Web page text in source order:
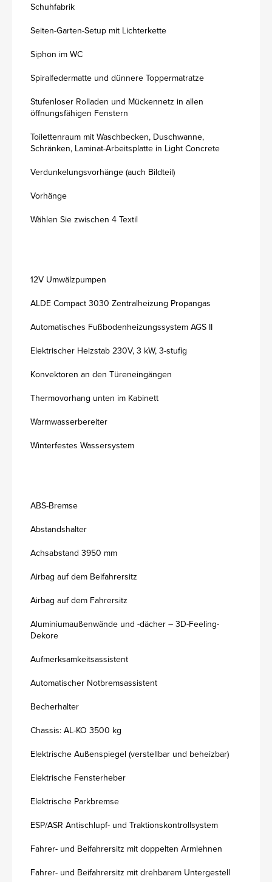
Schuhfabrik
Seiten-Garten-Setup mit Lichterkette
Siphon im WC
Spiralfedermatte und dünnere Toppermatratze
Stufenloser Rolladen und Mückennetz in allen
öffnungsfähigen Fenstern
Toilettenraum mit Waschbecken, Duschwanne,
Schränken, Laminat-Arbeitsplatte in Light Concrete
Verdunkelungsvorhänge (auch Bildteil)
Vorhänge
Wählen Sie zwischen 4 Textil
12V Umwälzpumpen
ALDE Compact 3030 Zentralheizung Propangas
Automatisches Fußbodenheizungssystem AGS II
Elektrischer Heizstab 230V, 3 kW, 3-stufig
Konvektoren an den Türeneingängen
Thermovorhang unten im Kabinett
Warmwasserbereiter
Winterfestes Wassersystem
ABS-Bremse
Abstandshalter
Achsabstand 3950 mm
Airbag auf dem Beifahrersitz
Airbag auf dem Fahrersitz
Aluminiumaußenwände und -dächer – 3D-Feeling-
Dekore
Aufmerksamkeitsassistent
Automatischer Notbremsassistent
Becherhalter
Chassis: AL-KO 3500 kg
Elektrische Außenspiegel (verstellbar und beheizbar)
Elektrische Fensterheber
Elektrische Parkbremse
ESP/ASR Antischlupf- und Traktionskontrollsystem
Fahrer- und Beifahrersitz mit doppelten Armlehnen
Fahrer- und Beifahrersitz mit drehbarem Untergestell